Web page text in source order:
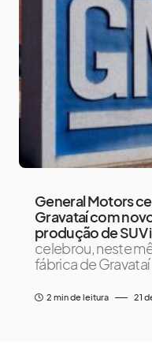
General Motors
Gravataí com
produção de SUV
celebrou, neste
fábrica de Gravataí
2 min de leitura 21